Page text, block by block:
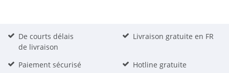
De courts délais
de livraison
Livraison gratuite en FR
Paiement sécurisé Hotline gratuite